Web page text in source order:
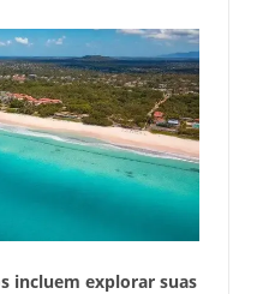
incluem explorar suas